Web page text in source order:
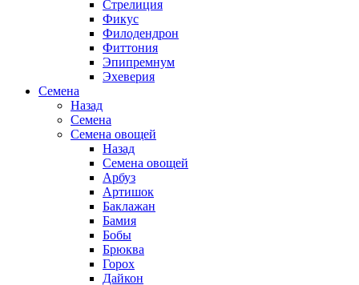
Стрелиция
Фикус
Филодендрон
Фиттония
Эпипремнум
Эхеверия
Семена
Назад
Семена
Семена овощей
Назад
Семена овощей
Арбуз
Артишок
Баклажан
Бамия
Бобы
Брюква
Горох
Дайкон